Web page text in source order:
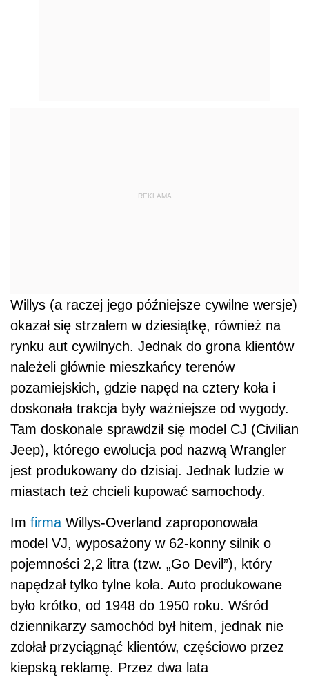
REKLAMA
Willys (a raczej jego późniejsze cywilne wersje)
okazał się strzałem w dziesiątkę, również na
rynku aut cywilnych. Jednak do grona klientów
należeli głównie mieszkańcy terenów
pozamiejskich, gdzie napęd na cztery koła i
doskonała trakcja były ważniejsze od wygody.
Tam doskonale sprawdził się model CJ (Civilian
Jeep), którego ewolucja pod nazwą Wrangler
jest produkowany do dzisiaj. Jednak ludzie w
miastach też chcieli kupować samochody.
Im firma Willys-Overland zaproponowała
model VJ, wyposażony w 62-konny silnik o
pojemności 2,2 litra (tzw. „Go Devil”), który
napędzał tylko tylne koła. Auto produkowane
było krótko, od 1948 do 1950 roku. Wśród
dziennikarzy samochód był hitem, jednak nie
zdołał przyciągnąć klientów, częściowo przez
kiepską reklamę. Przez dwa lata